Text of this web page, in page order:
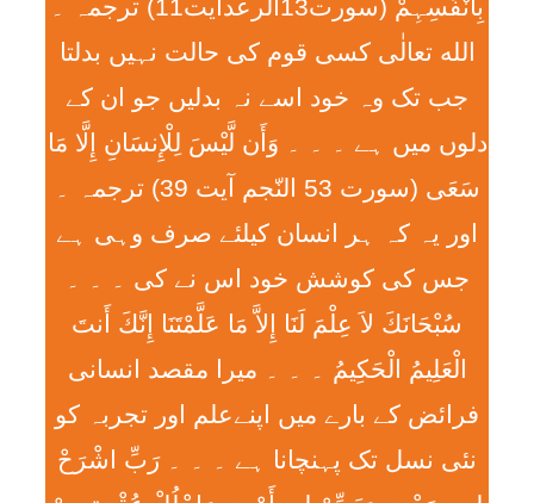
بِأَنْفُسِہِمْ (سورت13الرعدآیت11) ترجمہ ۔
الله تعالٰی کسی قوم کی حالت نہیں بدلتا
جب تک وہ خود اسے نہ بدلیں جو ان کے
دلوں میں ہے ۔ ۔ ۔ وَأَن لَّيْسَ لِلْإِنسَانِ إِلَّا مَا
سَعَی (سورت 53 النّجم آیت 39) ترجمہ ۔
اور یہ کہ ہر انسان کیلئے صرف وہی ہے
جس کی کوشش خود اس نے کی ۔ ۔ ۔
سُبْحَانَكَ لاَ عِلْمَ لَنَا إِلاَّ مَا عَلَّمْتَنَا إِنَّكَ أَنتَ
الْعَلِيمُ الْحَكِيمُ ۔ ۔ ۔ ميرا مقصد انسانی
فرائض کے بارے میں اپنےعلم اور تجربہ کو
نئی نسل تک پہنچانا ہے ۔ ۔ ۔ رَبِّ اشْرَحْ